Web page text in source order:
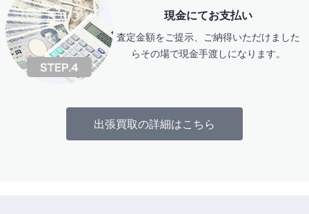
現金にてお支払い
査定金額をご提示、ご納得いただけました
らその場で現金手渡しになります。
出張買取の詳細はこちら